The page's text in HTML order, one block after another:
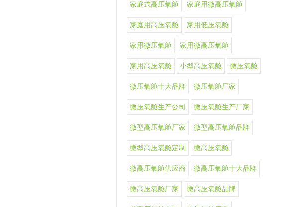
家庭式高压氧舱 家庭用微高压氧舱
家庭用高压氧舱 家用低压氧舱
家用微压氧舱 家用微高压氧舱
家用高压氧舱 小型高压氧舱 微压氧舱
微压氧舱十大品牌 微压氧舱厂家
微压氧舱生产公司 微压氧舱生产厂家
微型高压氧舱厂家 微型高压氧舱品牌
微型高压氧舱定制 微高压氧舱
微高压氧舱供应商 微高压氧舱十大品牌
微高压氧舱厂家 微高压氧舱品牌